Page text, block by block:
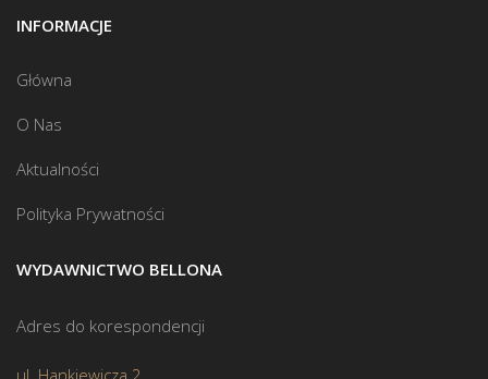
INFORMACJE
Główna
O Nas
Aktualności
Polityka Prywatności
WYDAWNICTWO BELLONA
Adres do korespondencji